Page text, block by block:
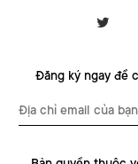
Đăng ký ngay để